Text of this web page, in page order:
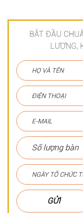
BẮT ĐẦU
LƯỢNG,
GỬI